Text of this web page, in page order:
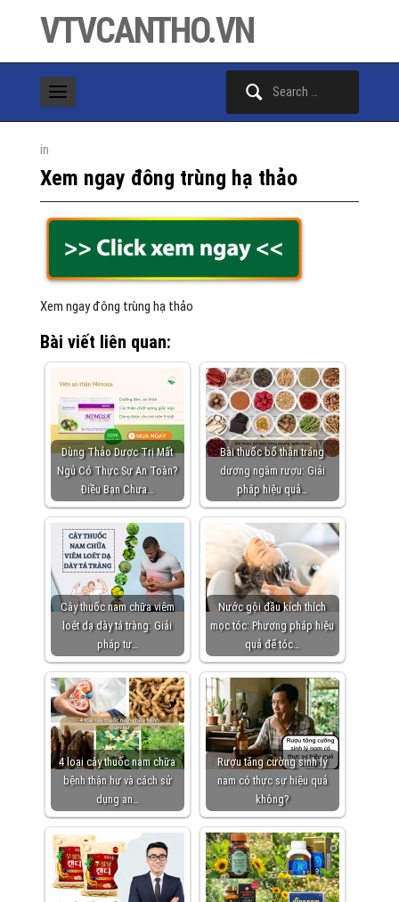
VTVCANTHO.VN
in
Xem ngay đông trùng hạ thảo
Xem ngay đông trùng hạ thảo
Bài viết liên quan:
Dùng Thảo Dược Trị Mất
Ngủ Có Thực Sự An Toàn?
Điều Bạn Chưa…
Bài thuốc bổ thận tráng
dương ngâm rượu: Giải
pháp hiệu quả…
Cây thuốc nam chữa viêm
loét dạ dày tá tràng: Giải
pháp tự…
Nước gội đầu kích thích
mọc tóc: Phương pháp hiệu
quả để tóc…
4 loại cây thuốc nam chữa
bệnh thận hư và cách sử
dụng an…
Rượu tăng cường sinh lý
nam có thực sự hiệu quả
không?